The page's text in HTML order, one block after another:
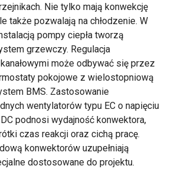
Nie tylko mają konwekcję
także pozwalają na chłodzenie. W
pompy ciepła tworzą
grzewczy. Regulacja
może odbywać się przez
pokojowe z wielostopniową
BMS. Zastosowanie
wentylatorów typu EC o napięciu
podnosi wydajność konwektora,
czas reakcji oraz cichą pracę.
konwektorów uzupełniają
dostosowane do projektu.